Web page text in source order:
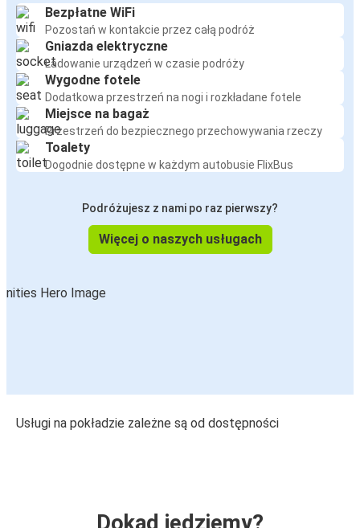
Bezpłatne WiFi
Pozostań w kontakcie przez całą podróż
Gniazda elektryczne
Ładowanie urządzeń w czasie podróży
Wygodne fotele
Dodatkowa przestrzeń na nogi i rozkładane fotele
Miejsce na bagaż
Przestrzeń do bezpiecznego przechowywania rzeczy
Toalety
Dogodnie dostępne w każdym autobusie FlixBus
Podróżujesz z nami po raz pierwszy?
Więcej o naszych usługach
Usługi na pokładzie zależne są od dostępności